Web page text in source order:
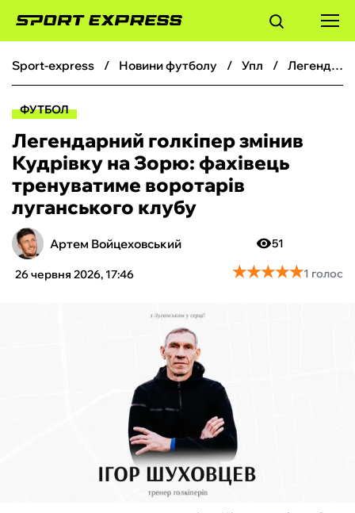
ФУТБОЛ
БОКС
ХОКЕЙ
ТЕНІС
БУКМЕКЕРИ
sport-express новини футболу упл Легендарний голкіпер змінив Кудрівку на Зорю: фахівець тренуватиме воротарів луганського клубу
ФУТБОЛ
Легендарний голкіпер змінив
Кудрівку на Зорю: фахівець
тренуватиме воротарів
луганського клубу
Артем Войцеховський
26 червня 2026, 17:46
51
★★★★★
★★★★★1 голос